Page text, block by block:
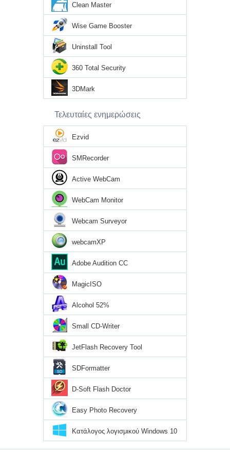
Clean Master
Wise Game Booster
Uninstall Tool
360 Total Security
3DMark
Τελευταίες ενημερώσεις
Ezvid
SMRecorder
Active WebCam
WebCam Monitor
Webcam Surveyor
webcamXP
Adobe Audition CC
MagicISO
Alcohol 52%
Small CD-Writer
JetFlash Recovery Tool
SDFormatter
D-Soft Flash Doctor
Easy Photo Recovery
Κατάλογος λογισμικού Windows 10